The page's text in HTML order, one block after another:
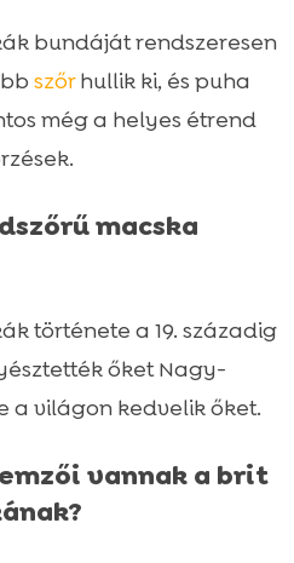
bundáját rendszeresen
szőrhullik ki, és puha
még a helyes étrend
macska
története a 19. századig
őket Nagy-
a világon kedvelik őket.
vannak a brit